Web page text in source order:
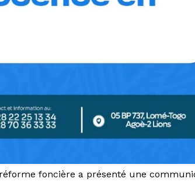
foncière a présenté une